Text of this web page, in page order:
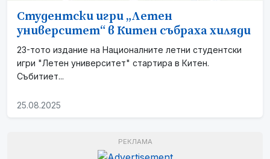
Студентски игри „Летен
университет“ в Китен събраха хиляди
23-тото издание на Националните летни студентски
игри "Летен университет" стартира в Китен.
Събитиет...
25.08.2025
РЕКЛАМА